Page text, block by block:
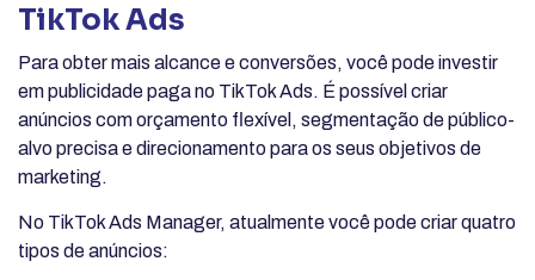
TikTok Ads
Para obter mais alcance e conversões, você pode investir
em publicidade paga no TikTok Ads. É possível criar
anúncios com orçamento flexível, segmentação de público-
alvo precisa e direcionamento para os seus objetivos de
marketing.
No TikTok Ads Manager, atualmente você pode criar quatro
tipos de anúncios: